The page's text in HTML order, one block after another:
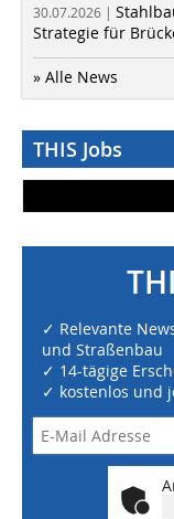
30.07.2026 |
Strategie für
» Alle News
THIS Jobs
✓ Relevante
und Straßenbau
✓ 14-tägige
✓ kostenlos und